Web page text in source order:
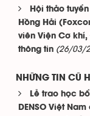
Hội thảo
Hồng Hải
viên Viện Cơ
thông tin (26/03/
NHỮNG TIN CŨ
Lễ trao học
DENSO Việt